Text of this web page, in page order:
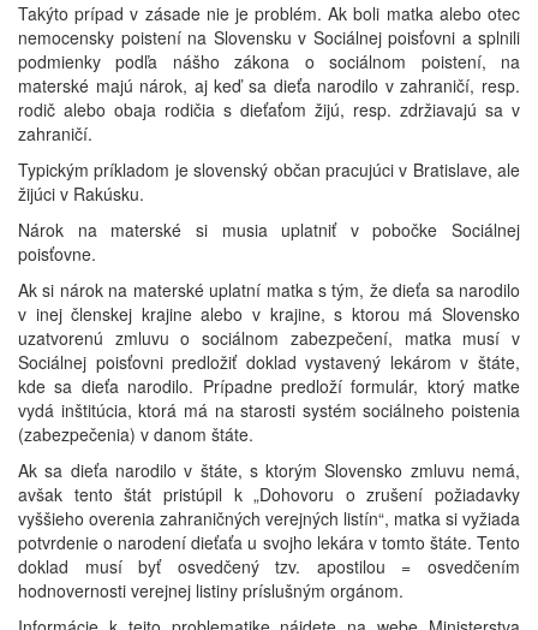
Takýto prípad v zásade nie je problém. Ak boli matka alebo otec
nemocensky poistení na Slovensku v Sociálnej poisťovni a splnili
podmienky podľa nášho zákona o sociálnom poistení, na
materské majú nárok, aj keď sa dieťa narodilo v zahraničí, resp.
rodič alebo obaja rodičia s dieťaťom žijú, resp. zdržiavajú sa v
zahraničí.
Typickým príkladom je slovenský občan pracujúci v Bratislave, ale
žijúci v Rakúsku.
Nárok na materské si musia uplatniť v pobočke Sociálnej
poisťovne.
Ak si nárok na materské uplatní matka s tým, že dieťa sa narodilo
v inej členskej krajine alebo v krajine, s ktorou má Slovensko
uzatvorenú zmluvu o sociálnom zabezpečení, matka musí v
Sociálnej poisťovni predložiť doklad vystavený lekárom v štáte,
kde sa dieťa narodilo. Prípadne predloží formulár, ktorý matke
vydá inštitúcia, ktorá má na starosti systém sociálneho poistenia
(zabezpečenia) v danom štáte.
Ak sa dieťa narodilo v štáte, s ktorým Slovensko zmluvu nemá,
avšak tento štát pristúpil k „Dohovoru o zrušení požiadavky
vyššieho overenia zahraničných verejných listín“, matka si vyžiada
potvrdenie o narodení dieťaťa u svojho lekára v tomto štáte. Tento
doklad musí byť osvedčený tzv. apostilou = osvedčením
hodnovernosti verejnej listiny príslušným orgánom.